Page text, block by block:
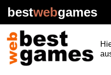
bestwebgames